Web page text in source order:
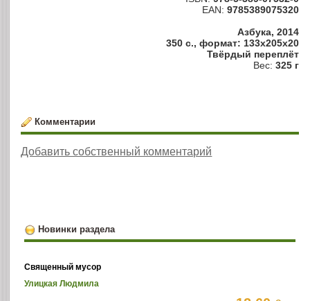
EAN: 9785389075320
Азбука, 2014
350 с., формат: 133x205x20
Твёрдый переплёт
Вес: 325 г
Комментарии
Добавить собственный комментарий
Новинки раздела
Священный мусор
Улицкая Людмила